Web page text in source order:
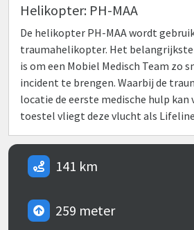
Helikopter: PH-MAA
De helikopter PH-MAA wordt
traumahelikopter. Het
is om een Mobiel Medisch Team zo
incident te brengen. Waarbij de
locatie de eerste medische hulp kan
toestel vliegt deze vlucht als
141 km
259 meter